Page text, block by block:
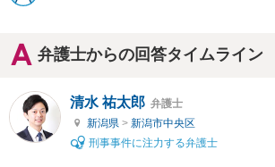
弁護士からの回答タイムライン
清水 祐太郎 弁護士
新潟県 > 新潟市中央区
刑事事件に注力する弁護士